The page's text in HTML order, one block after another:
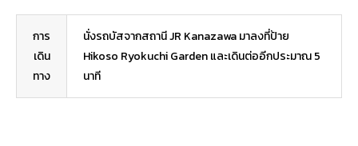
การ
เดิน
ทาง
นั่งรถบัสจากสถานี JR Kanazawa มาลงที่ป้าย
Hikoso Ryokuchi Garden และเดินต่ออีกประมาณ 5
นาที